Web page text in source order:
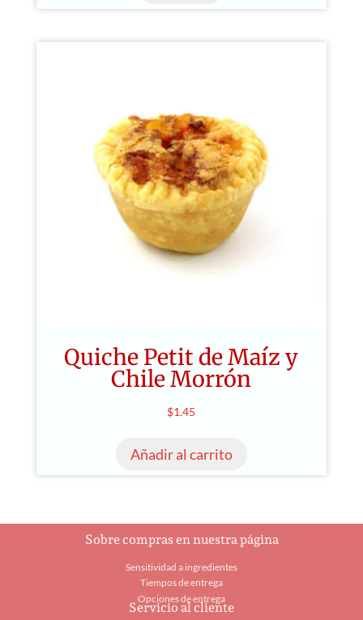
Quiche Petit de Maíz y
Chile Morrón
$1.45
Añadir al carrito
Sobre compras en nuestra página
Sensitividad a ingredientes
Tiempos de entrega
Opciones de entrega
Servicio al cliente